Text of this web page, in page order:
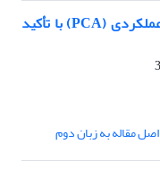
تحلیل مروری فرآیند معماری محاسباتی عملکردی (PCA) با تأکید
اصل مقاله به زبان دوم